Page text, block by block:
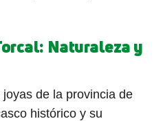
Naturaleza y
de la provincia de
histórico y su